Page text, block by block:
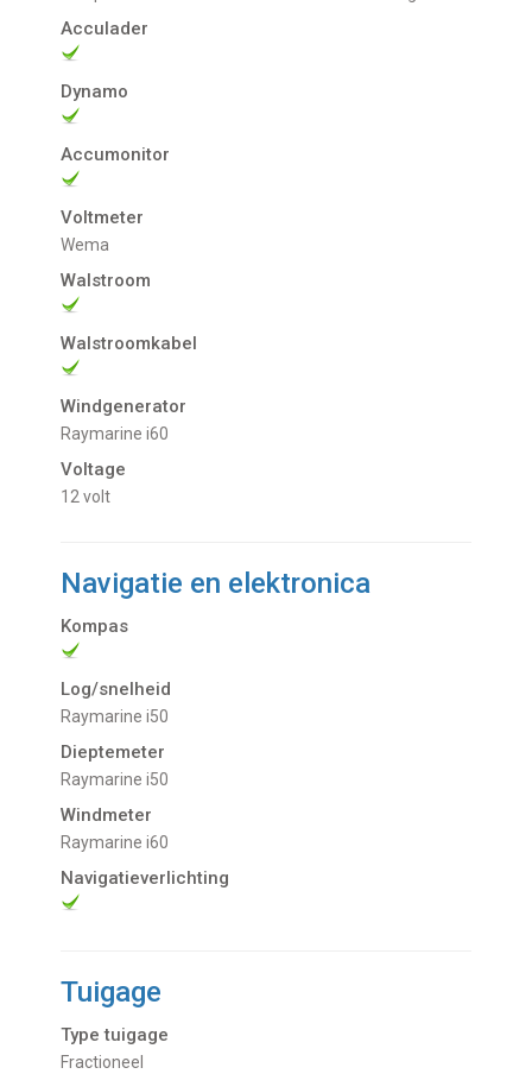
Acculader
Dynamo
Accumonitor
Voltmeter
Wema
Walstroom
Walstroomkabel
Windgenerator
Raymarine i60
Voltage
12 volt
Navigatie en elektronica
Kompas
Log/snelheid
Raymarine i50
Dieptemeter
Raymarine i50
Windmeter
Raymarine i60
Navigatieverlichting
Tuigage
Type tuigage
Fractioneel